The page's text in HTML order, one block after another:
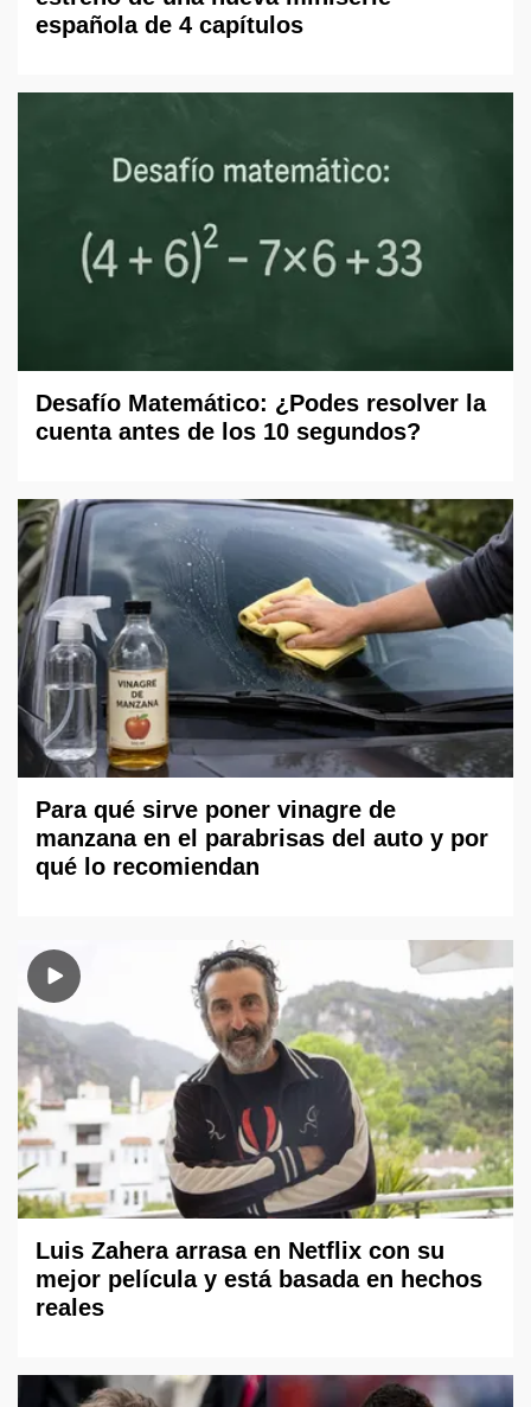
española de 4 capítulos
Desafío Matemático: ¿Podes resolver la
cuenta antes de los 10 segundos?
Para qué sirve poner vinagre de
manzana en el parabrisas del auto y por
qué lo recomiendan
Luis Zahera arrasa en Netflix con su
mejor película y está basada en hechos
reales